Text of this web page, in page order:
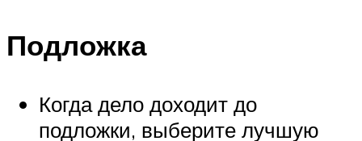
Подложка
Когда дело доходит до
подложки, выберите лучшую